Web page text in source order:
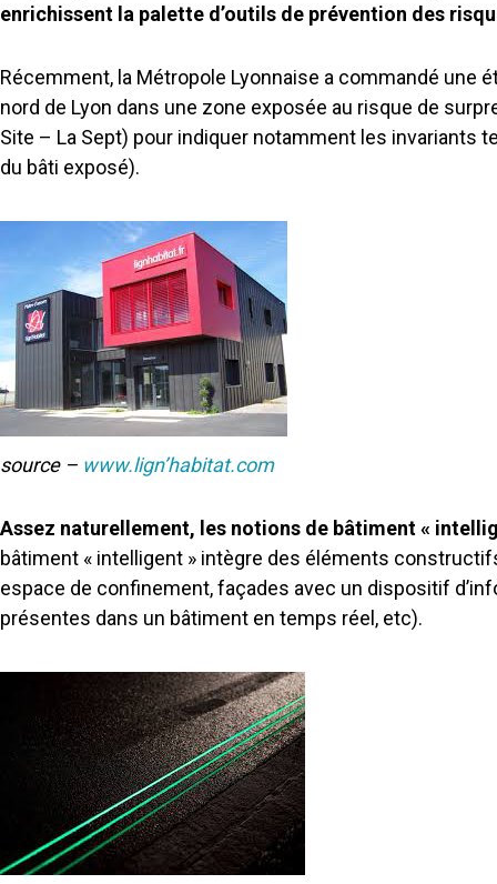
enrichissent la palette d’outils de prévention des
Récemment, la Métropole Lyonnaise a commandé une
nord de Lyon dans une zone exposée au risque de
Site – La Sept) pour indiquer notamment les invariants
du bâti exposé).
source – www.lign’habitat.com
Assez naturellement, les notions de bâtiment «
bâtiment « intelligent » intègre des éléments
espace de confinement, façades avec un dispositif
présentes dans un bâtiment en temps réel, etc).